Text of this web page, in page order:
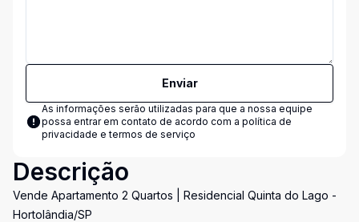
Enviar
As informações serão utilizadas para que a nossa equipe
possa entrar em contato de acordo com a política de
privacidade e termos de serviço
Descrição
Vende Apartamento 2 Quartos | Residencial Quinta do Lago -
Hortolândia/SP